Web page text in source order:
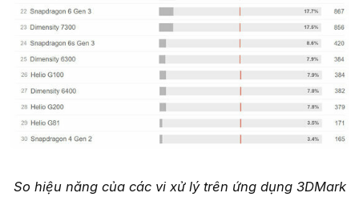
So hiệu năng của các vi xử lý trên ứng dụng 3DMark